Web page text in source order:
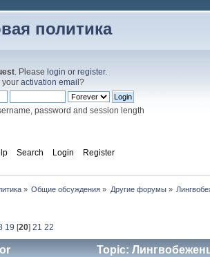
политика
. Please login or register.
your activation email ?
password and session length
Search Login Register
» Общие обсуждения » Другие форумы»
19 [20]21 22
Topic: